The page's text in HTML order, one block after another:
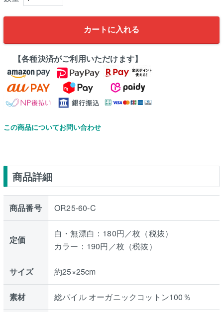
カートに入れる
【各種決済がご利用いただけます】
この商品についてお問い合わせ
商品詳細
商品番号 OR25-60-C
定価
白・無漂白：180円／枚（税抜）
カラー：190円／枚（税抜）
サイズ 約25×25cm
素材 総パイル オーガニックコットン100％